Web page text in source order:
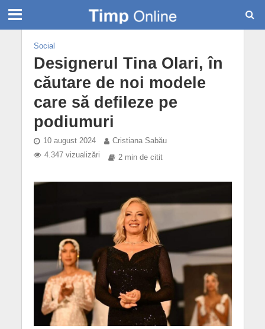
Social
Designerul Tina Olari, în
căutare de noi modele
care să defileze pe
podiumuri
10 august 2024
Cristiana Sabău
4.347 vizualizări
2 min de citit